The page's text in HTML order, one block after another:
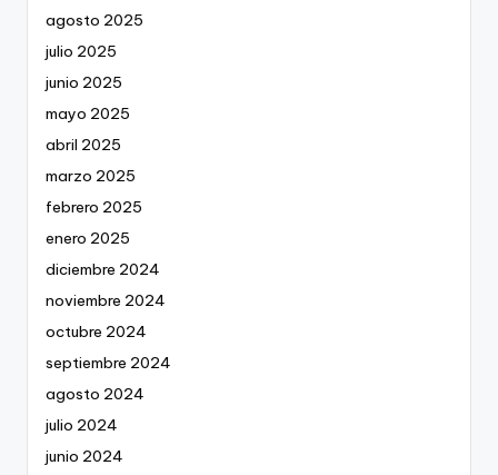
agosto 2025
julio 2025
junio 2025
mayo 2025
abril 2025
marzo 2025
febrero 2025
enero 2025
diciembre 2024
noviembre 2024
octubre 2024
septiembre 2024
agosto 2024
julio 2024
junio 2024